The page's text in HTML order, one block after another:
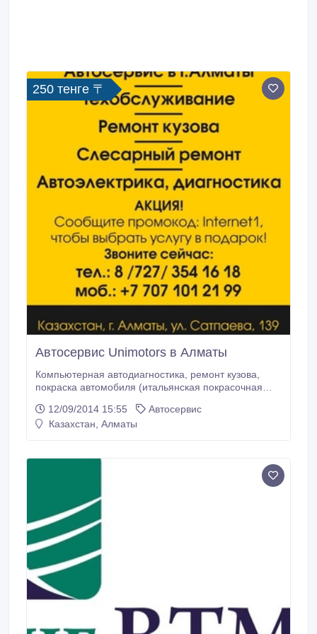
250 тенге 〒
Автосервис Unimotors в Алматы
Компьютерная автодиагностика, ремонт кузова,
покраска автомобиля (итальянская покрасочная
многое другое. Чиним водную и мото- технику,
двигатели самолетов, шиномонтаж на европейском
12/09/2014 15:55
Автосервис
Казахстан, Алматы